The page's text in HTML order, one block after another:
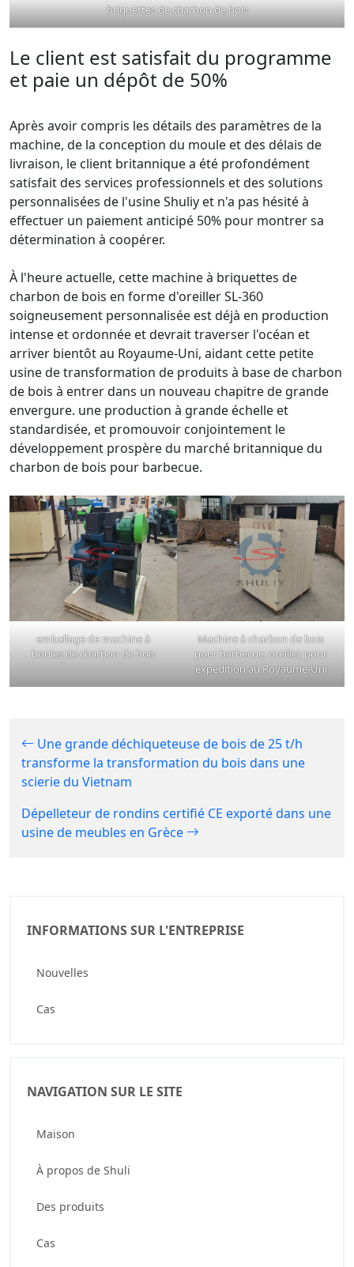
INFORMATIONS SUR L'ENTREPRISE
Nouvelles
Cas
NAVIGATION SUR LE SITE
Maison
À propos de Shuli
Des produits
Cas
briquettes de charbon de bois
Le client est satisfait du programme
et paie un dépôt de 50%
Après avoir compris les détails des paramètres de la
machine, de la conception du moule et des délais de
livraison, le client britannique a été profondément
satisfait des services professionnels et des solutions
personnalisées de l'usine Shuliy et n'a pas hésité à
effectuer un paiement anticipé 50% pour montrer sa
détermination à coopérer.
À l'heure actuelle, cette machine à briquettes de
charbon de bois en forme d'oreiller SL-360
soigneusement personnalisée est déjà en production
intense et ordonnée et devrait traverser l'océan et
arriver bientôt au Royaume-Uni, aidant cette petite
usine de transformation de produits à base de charbon
de bois à entrer dans un nouveau chapitre de grande
envergure. une production à grande échelle et
standardisée, et promouvoir conjointement le
développement prospère du marché britannique du
charbon de bois pour barbecue.
emballage de machine à
boules de charbon de bois
Machine à charbon de bois
pour barbecue, oreiller, pour
expédition au Royaume-Uni
Une grande déchiqueteuse de bois de 25 t/h
transforme la transformation du bois dans une
scierie du Vietnam
Dépelleteur de rondins certifié CE exporté dans une
usine de meubles en Grèce